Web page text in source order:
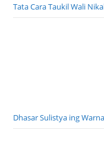
Tata Cara Taukil Wali
Dhasar Sulistya ing